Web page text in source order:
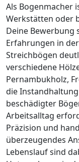
Als Bogenmacher
Werkstätten oder
Deine Bewerbung
Erfahrungen in
Streichbögen
verschiedene
Pernambukholz,
die
beschädigter
Arbeitsalltag
Präzision und
überzeugendes
Lebenslauf sind